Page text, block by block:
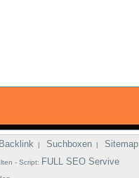
Backlink | Suchboxen | Sitemap
- Script: FULL SEO Servive